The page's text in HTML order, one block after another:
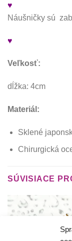
♥
Náušničky sú
♥
Veľkosť:
dĺžka: 4cm
Materiál:
Sklené
Chirurgická
SÚVISIACE